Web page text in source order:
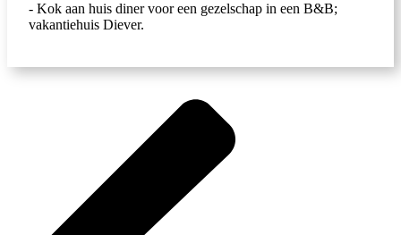
- Kok aan huis diner voor een gezelschap in een B&B;
vakantiehuis Diever.